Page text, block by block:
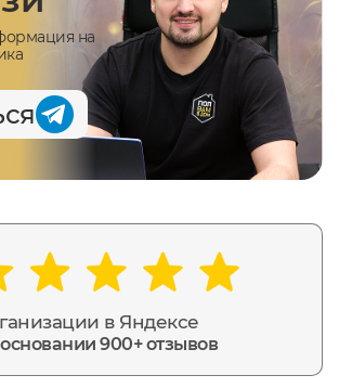
в Яндексе
900+ отзывов
на